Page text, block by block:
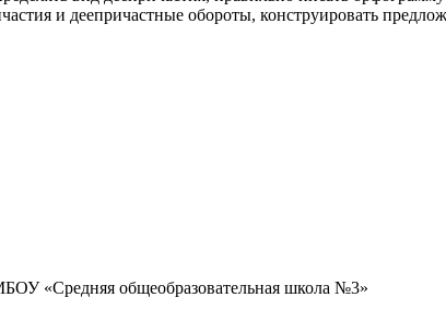
и деепричастные обороты, конструировать
«Средняя общеобразовательная школа №3»